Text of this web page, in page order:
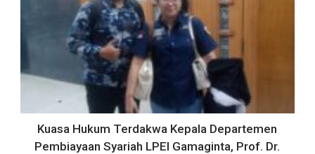
Kuasa Hukum Terdakwa Kepala Departemen
Pembiayaan Syariah LPEI Gamaginta, Prof. Dr.